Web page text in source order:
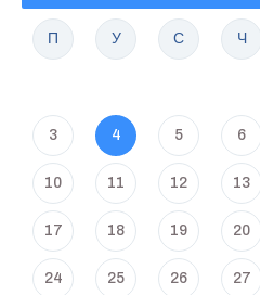
П У С Ч
3 4 5 6
10 11 12 13
17 18 19 20
24 25 26 27